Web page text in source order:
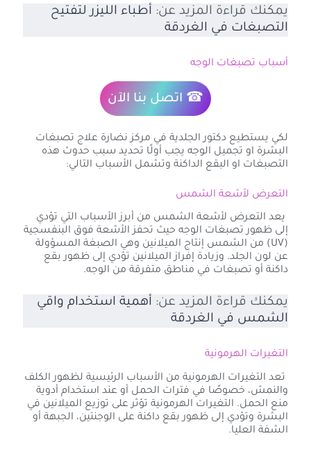
يمكنك قراءة المزيد عن: أطباء الليزر لتفتيح
التصبغات في الغردقة
أسباب تصبغات الوجه
☎ اتصل بنا الآن
لكي يستطيع دكتور الجلدية في مركز نضارة علاج تصبغات
البشرة او تجميل الوجه يجب أولًا تحديد سبب حدوث هذه
التصبغات او البقع الداكنة وتشمل الأسباب التالي:
التعرض لأشعة الشمس
يعد التعرض لأشعة الشمس من أبرز الأسباب التي تؤدي
إلى ظهور تصبغات الوجه حيث تحفز الأشعة فوق البنفسجية
(UV) من الشمس إنتاج الميلانين وهي الصبغة المسؤولة
عن لون الجلد. وزيادة إفراز الميلانين تؤدي إلى ظهور بقع
داكنة أو تصبغات في مناطق متفرقة من الوجه.
يمكنك قراءة المزيد عن: أهمية استخدام واقي
الشمس في الغردقة
التغيرات الهرمونية
تعد التغيرات الهرمونية من الأسباب الرئيسية لظهور الكلف
والنمش، خصوصًا في فترات الحمل أو عند استخدام أدوية
منع الحمل. التغيرات الهرمونية تؤثر على توزيع الميلانين في
البشرة وتؤدي إلى ظهور بقع داكنة على الوجنتين، الجبهة أو
الشفة العليا.